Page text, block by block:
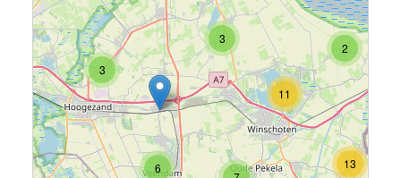
13
6
2
3
3
11